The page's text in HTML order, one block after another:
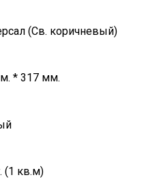
(Св. коричневый)
* 317 мм.
(1 кв.м)